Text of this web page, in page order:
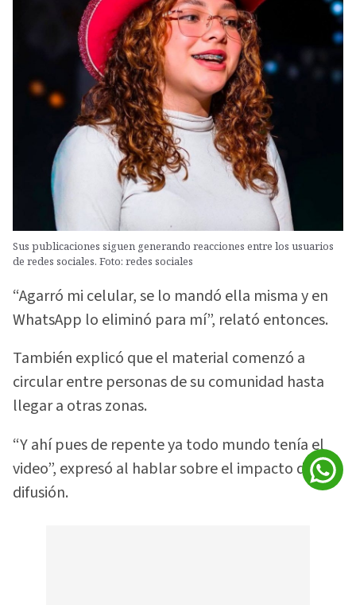
Sus publicaciones siguen generando reacciones entre los usuarios
de redes sociales. Foto: redes sociales
“Agarró mi celular, se lo mandó ella misma y en
WhatsApp lo eliminó para mí”, relató entonces.
También explicó que el material comenzó a
circular entre personas de su comunidad hasta
llegar a otras zonas.
“Y ahí pues de repente ya todo mundo tenía el
video”, expresó al hablar sobre el impacto de la
difusión.